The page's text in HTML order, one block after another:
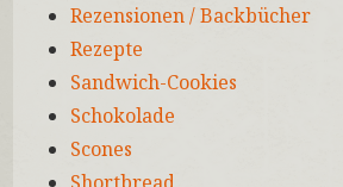
Rezensionen / Backbücher
Rezepte
Sandwich-Cookies
Schokolade
Scones